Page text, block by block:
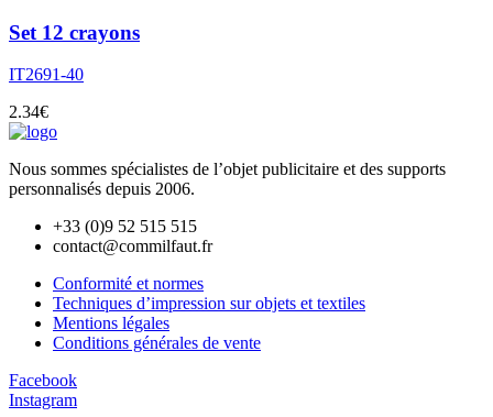
Set 12 crayons
IT2691-40
2.34€
Nous sommes spécialistes de l’objet publicitaire et des supports
personnalisés depuis 2006.
+33 (0)9 52 515 515
contact@commilfaut.fr
Conformité et normes
Techniques d’impression sur objets et textiles
Mentions légales
Conditions générales de vente
Facebook
Instagram